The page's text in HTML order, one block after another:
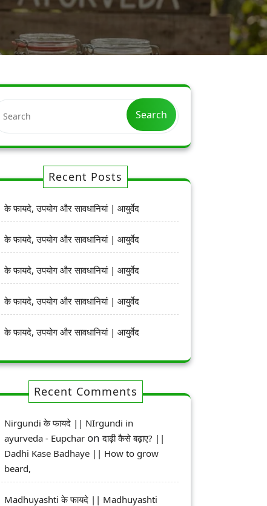
Search
Recent Posts
के फायदे, उपयोग और सावधानियां | आयुर्वेद
के फायदे, उपयोग और सावधानियां | आयुर्वेद
के फायदे, उपयोग और सावधानियां | आयुर्वेद
के फायदे, उपयोग और सावधानियां | आयुर्वेद
के फायदे, उपयोग और सावधानियां | आयुर्वेद
Recent Comments
Nirgundi के फायदे || NIrgundi in
ayurveda - Eupchar onदाढ़ी कैसे बढ़ाए? ||
Dadhi Kase Badhaye || How to grow
beard,
Madhuyashti के फायदे || Madhuyashti